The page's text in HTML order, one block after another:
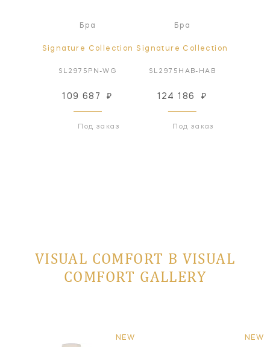
Бра
Signature Collection
SL2975PN-WG
109 687 ₽
Под заказ
Бра
Signature Collection
SL2975HAB-HAB
124 186 ₽
Под заказ
VISUAL COMFORT В VISUAL
COMFORT GALLERY
NEW NEW